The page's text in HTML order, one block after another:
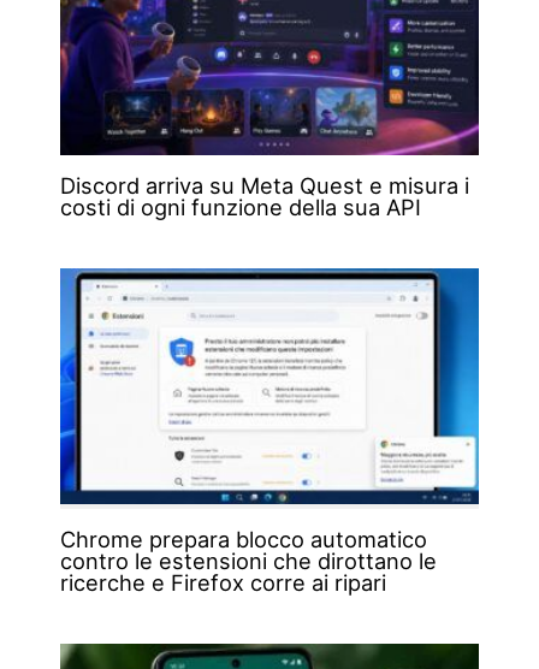
Discord arriva su Meta Quest e misura i
costi di ogni funzione della sua API
Chrome prepara blocco automatico
contro le estensioni che dirottano le
ricerche e Firefox corre ai ripari